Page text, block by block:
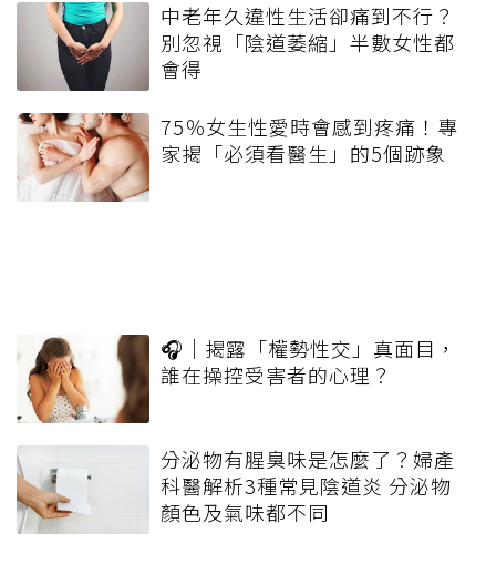
中老年久違性生活卻痛到不行？
別忽視「陰道萎縮」半數女性都
會得
75％女生性愛時會感到疼痛！專
家揭「必須看醫生」的5個跡象
🎧｜揭露「權勢性交」真面目，
誰在操控受害者的心理？
分泌物有腥臭味是怎麼了？婦產
科醫解析3種常見陰道炎 分泌物
顏色及氣味都不同